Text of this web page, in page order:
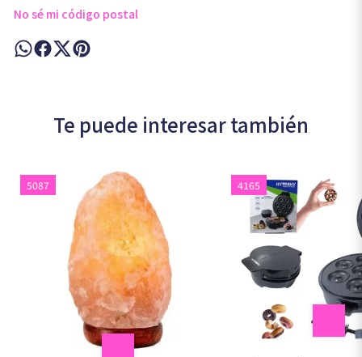
No sé mi código postal
Te puede interesar también
5087 4165